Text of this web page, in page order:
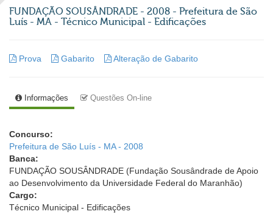
FUNDAÇÃO SOUSÂNDRADE - 2008 - Prefeitura de São
Luís - MA - Técnico Municipal - Edificações
Prova Gabarito Alteração de Gabarito
Informações Questões On-line
Concurso:
Prefeitura de São Luís - MA - 2008
Banca:
FUNDAÇÃO SOUSÂNDRADE (Fundação Sousândrade de Apoio
ao Desenvolvimento da Universidade Federal do Maranhão)
Cargo:
Técnico Municipal - Edificações